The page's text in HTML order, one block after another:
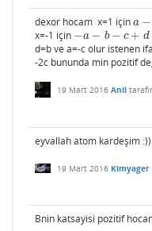
dexor hocam x=1 için a −
a−b
x=-1 için −a − b − c + d
−a− b− c+d= 0
d=b ve a=-c olur istenen
-2c bununda min pozitif
19 Mart 2016 Anil
eyvallah atom kardeşim :))
19 Mart 2016 Kimyager
Bnin katsayisi pozitif